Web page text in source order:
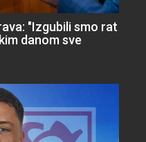
"Izgubili smo rat
danom sve